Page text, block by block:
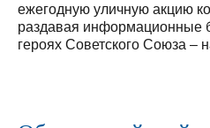
ежегодную уличную акцию
раздавая информационные
героях Советского Союза –